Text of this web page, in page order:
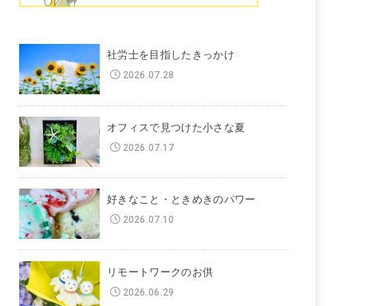
社労士を目指したきっかけ
2026.07.28
オフィスで見つけた小さな夏
2026.07.17
好きなこと・ときめきのパワー
2026.07.10
リモートワークのお供
2026.06.29